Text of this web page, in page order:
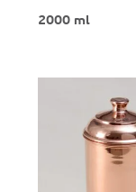
2000 ml